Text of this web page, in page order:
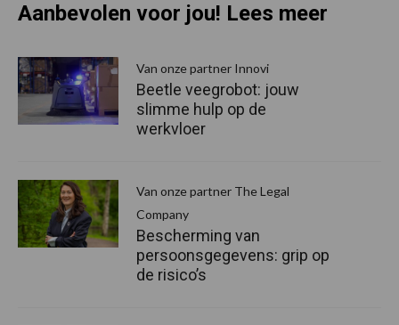
Aanbevolen voor jou! Lees meer
Van onze partner Innovi
Beetle veegrobot: jouw
slimme hulp op de
werkvloer
Van onze partner The Legal
Company
Bescherming van
persoonsgegevens: grip op
de risico’s